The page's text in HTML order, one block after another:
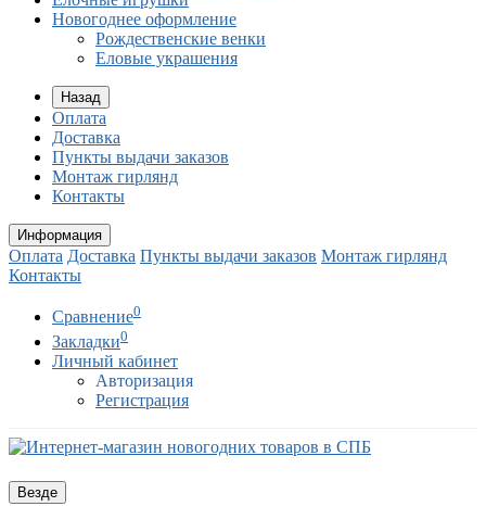
Новогоднее оформление
Рождественские венки
Еловые украшения
Назад
Оплата
Доставка
Пункты выдачи заказов
Монтаж гирлянд
Контакты
Информация
Оплата Доставка Пункты выдачи заказов Монтаж гирлянд
Контакты
Сравнение0
Закладки0
Личный кабинет
Авторизация
Регистрация
Везде